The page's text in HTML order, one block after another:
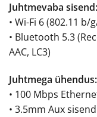
Juhtmevaba sisend:
• Wi-Fi 6 (802.11
• Bluetooth 5.3
AAC, LC3)
Juhtmega ühendus:
• 100 Mbps
• 3.5mm Aux sisend